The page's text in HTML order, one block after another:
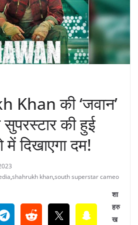
Khan की ‘जवान’
की हुई
में दिखाएगा दम!
,shahrukh khan,south superstar cameo
शा
हरु
ख